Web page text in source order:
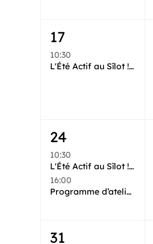
17
10:30
L'Été Actif au Sîlot ! Rendez-vous tous les lundis du 6 Juillet au 24 Août !
24
10:30
L'Été Actif au Sîlot ! Rendez-vous tous les lundis du 6 Juillet au 24 Août !
16:00
Programme d’ateliers créatifs – Juillet & Août avec La Fabrik Onirique
31